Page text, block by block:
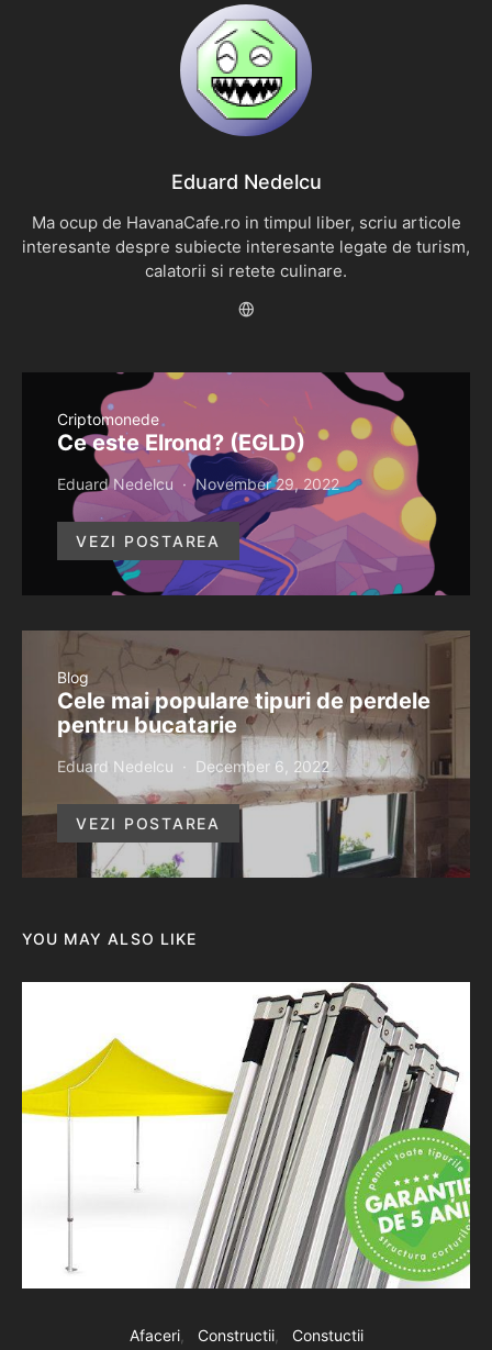
Eduard Nedelcu
Ma ocup de HavanaCafe.ro in timpul liber, scriu articole
interesante despre subiecte interesante legate de turism,
calatorii si retete culinare.
Criptomonede
Ce este Elrond? (EGLD)
Eduard Nedelcu November 29, 2022
VEZI POSTAREA
Blog
Cele mai populare tipuri de perdele
pentru bucatarie
Eduard Nedelcu December 6, 2022
VEZI POSTAREA
YOU MAY ALSO LIKE
Afaceri Constructii Constuctii